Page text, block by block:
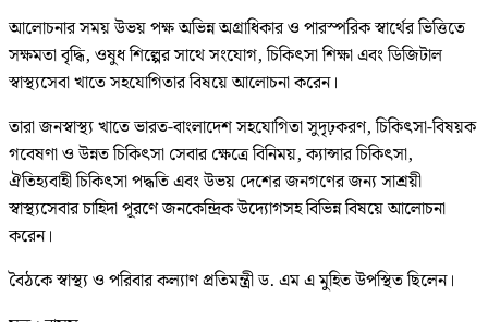
আলোচনার সময় উভয় পক্ষ অভিন্ন অগ্রাধিকার ও পারস্পরিক স্বার্থের ভিত্তিতে
সক্ষমতা বৃদ্ধি, ওষুধ শিল্পের সাথে সংযোগ, চিকিৎসা শিক্ষা এবং ডিজিটাল
স্বাস্থ্যসেবা খাতে সহযোগিতার বিষয়ে আলোচনা করেন।
তারা জনস্বাস্থ্য খাতে ভারত-বাংলাদেশ সহযোগিতা সুদৃঢ়করণ, চিকিৎসা-বিষয়ক
গবেষণা ও উন্নত চিকিৎসা সেবার ক্ষেত্রে বিনিময়, ক্যান্সার চিকিৎসা,
ঐতিহ্যবাহী চিকিৎসা পদ্ধতি এবং উভয় দেশের জনগণের জন্য সাশ্রয়ী
স্বাস্থ্যসেবার চাহিদা পূরণে জনকেন্দ্রিক উদ্যোগসহ বিভিন্ন বিষয়ে আলোচনা
করেন।
বৈঠকে স্বাস্থ্য ও পরিবার কল্যাণ প্রতিমন্ত্রী ড. এম এ মুহিত উপস্থিত ছিলেন।